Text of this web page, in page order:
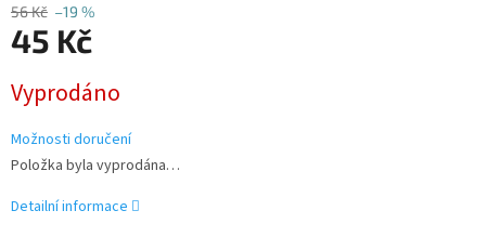
56 Kč –19 %
45 Kč
cena:
Vyprodáno
Možnosti doručení
Položka byla vyprodána…
Detailní informace